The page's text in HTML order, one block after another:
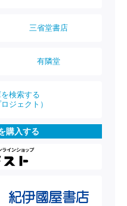
三省堂書店
有隣堂
検索する
ジェクト）
購入する